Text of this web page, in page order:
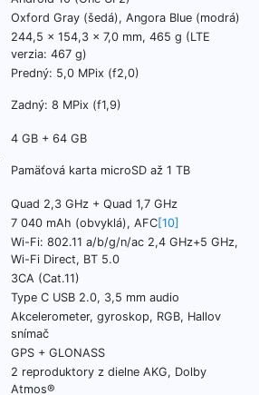
Oxford Gray (šedá), Angora Blue (modrá)
244,5 x 154,3 x 7,0 mm, 465 g (LTE
verzia: 467 g)
Predný: 5,0 MPix (f2,0)
Zadný: 8 MPix (f1,9)
4 GB + 64 GB
Pamäťová karta microSD až 1 TB
Quad 2,3 GHz + Quad 1,7 GHz
7 040 mAh (obvyklá), AFC[10]
Wi-Fi: 802.11 a/b/g/n/ac 2,4 GHz+5 GHz,
Wi-Fi Direct, BT 5.0
3CA (Cat.11)
Type C USB 2.0, 3,5 mm audio
Akcelerometer, gyroskop, RGB, Hallov
snímač
GPS + GLONASS
2 reproduktory z dielne AKG, Dolby
Atmos®